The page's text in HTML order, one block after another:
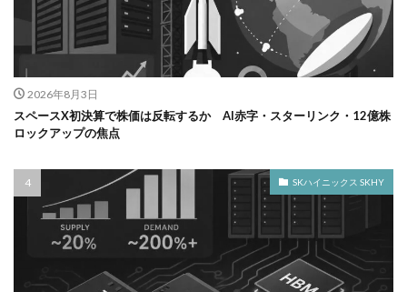
2026年8月3日
スペースX初決算で株価は反転するか AI赤字・スターリンク・12億株
ロックアップの焦点
SKハイニックス SKHY